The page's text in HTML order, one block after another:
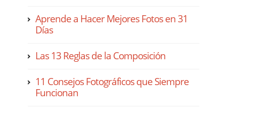
Aprende a Hacer Mejores Fotos en 31
Días
Las 13 Reglas de la Composición
11 Consejos Fotográficos que Siempre
Funcionan